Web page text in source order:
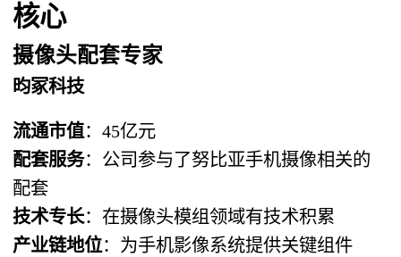
核心
摄像头配套专家
昀冢科技
流通市值：45亿元
配套服务：公司参与了努比亚手机摄像相关的
配套
技术专长：在摄像头模组领域有技术积累
产业链地位：为手机影像系统提供关键组件